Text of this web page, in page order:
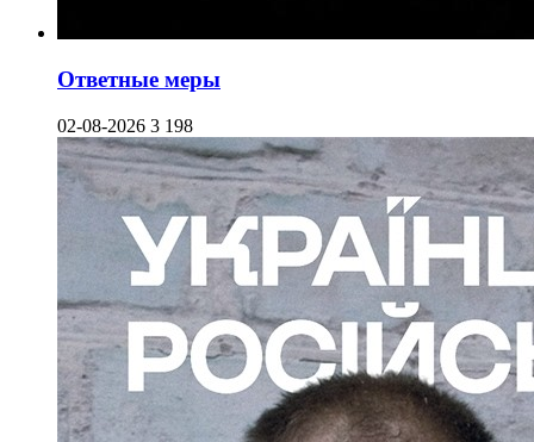
Ответные меры
02-08-2026 3 198